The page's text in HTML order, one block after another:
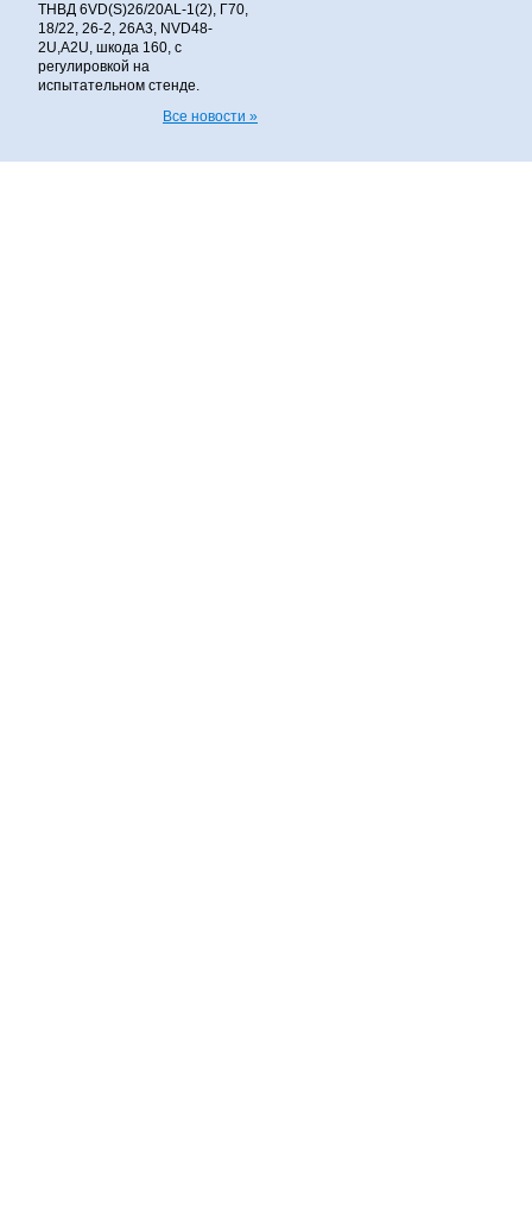
ТНВД 6VD(S)26/20AL-1(2), Г70,
18/22, 26-2, 26А3, NVD48-
2U,A2U, шкода 160, с
регулировкой на
испытательном стенде.
Все новости »